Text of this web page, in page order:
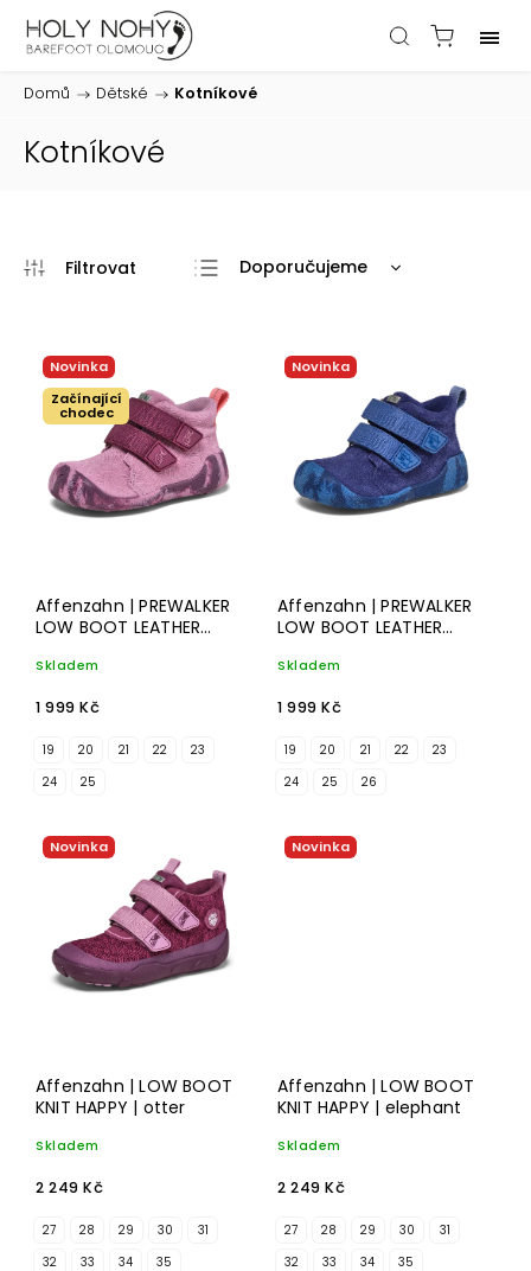
Domů / Dětské / Kotníkové
Kotníkové
Doporučujeme
Nejprodávanější
Novinka
Začínající
chodec
Affenzahn | PREWALKER
LOW BOOT LEATHER
Skladem
1 999 Kč
19 20 21 22 23
24 25
Novinka
Affenzahn | PREWALKER
LOW BOOT LEATHER
Skladem
1 999 Kč
19 20 21 22 23
24 25 26
Novinka
Affenzahn | LOW BOOT
KNIT HAPPY | otter
Skladem
2 249 Kč
27 28 29 30 31
32 33 34 35
Novinka
Affenzahn | LOW BOOT
KNIT HAPPY | elephant
Skladem
2 249 Kč
27 28 29 30 31
32 33 34 35